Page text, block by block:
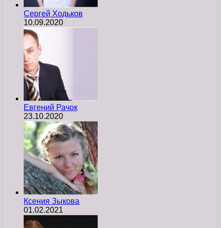
Сергей Ходьков
10.09.2020
Евгений Рачок
23.10.2020
Ксения Зыкова
01.02.2021